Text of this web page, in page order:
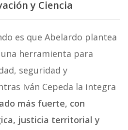
y Ciencia
es que Abelardo plantea
herramienta para
seguridad y
Iván Cepeda la integra
más fuerte, con
justicia territorial y